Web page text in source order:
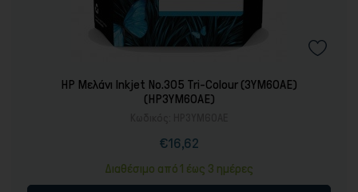
HP Μελάνι Inkjet No.305 Tri-Colour (3YM60AE)
(HP3YM60AE)
Τιμή
€16,62
Διαθέσιμο από 1 έως 3 ημέρες